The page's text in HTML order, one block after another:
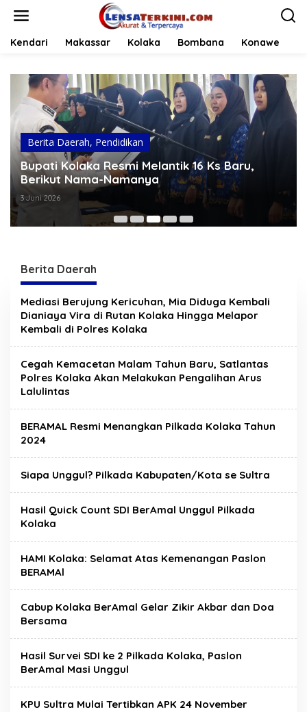
Kendari Makassar Kolaka Bombana Konawe
Berita Daerah, Pendidikan
Bupati Kolaka Resmi Melantik 16 Ks Baru,
Berikut Nama-Namanya
3 Juni 2026
Berita Daerah
L
e
n
s
a
e
r
k
i
n
i
Mediasi Berujung Kericuhan, Mia Diduga Kembali
Dianiaya Vira di Rutan Kolaka Hingga Melapor
Kembali di Polres Kolaka
Cegah Kemacetan Malam Tahun Baru, Satlantas
Polres Kolaka Akan Melakukan Pengalihan Arus
Lalulintas
BERAMAL Resmi Menangkan Pilkada Kolaka Tahun
2024
Siapa Unggul? Pilkada Kabupaten/Kota se Sultra
Hasil Quick Count SDI BerAmal Unggul Pilkada
Kolaka
HAMI Kolaka: Selamat Atas Kemenangan Paslon
BERAMAl
Cabup Kolaka BerAmal Gelar Zikir Akbar dan Doa
Bersama
Hasil Survei SDI ke 2 Pilkada Kolaka, Paslon
BerAmal Masi Unggul
KPU Sultra Mulai Tertibkan APK 24 November